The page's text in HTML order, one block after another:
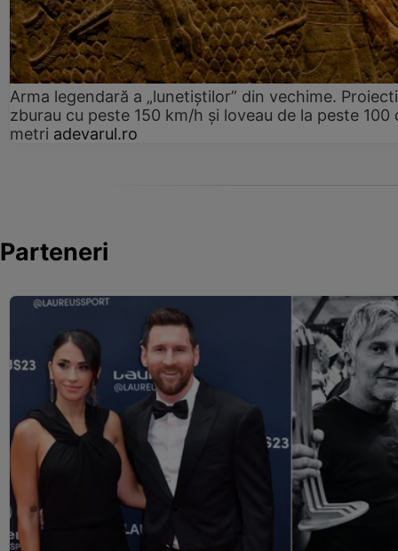
Arma legendară a „lunetiștilor” din vechime.
zburau cu peste 150 km/h și loveau de la peste 100
metri adevarul.ro
Parteneri